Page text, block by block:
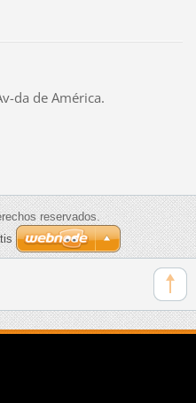
da de América.
reservados.